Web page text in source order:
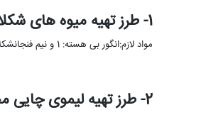
1- طرز تهیه میوه های شکلاتی و کاراملی
مواد لازم:انگور بی هسته: 1 و نیم فنجانشکلات شیری: 180 گرمشکلات تیره: 180 گرمشکلات سفید: 90 گرمروغن نارگیل: 1 ق …
2- طرز تهیه لیموی چایی مخصوص عید